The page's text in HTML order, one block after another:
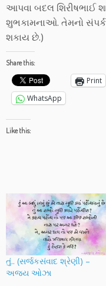
આપવા બદલ શિરીષભાઈ
શુભકામનાઓ. તેમનો સંપર્ક
શકાય છે.)
Share this:
Print
WhatsApp
Like this:
તું.. (સર્જકસંવાદ શ્રેણી) –
અજય ઓઝા